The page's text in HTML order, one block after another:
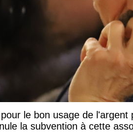
le bon usage de
la subvention à cette